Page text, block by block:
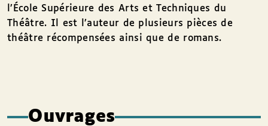
l’École Supérieure des Arts et Techniques du
Théâtre. Il est l’auteur de plusieurs pièces de
théâtre récompensées ainsi que de romans.
Ouvrages